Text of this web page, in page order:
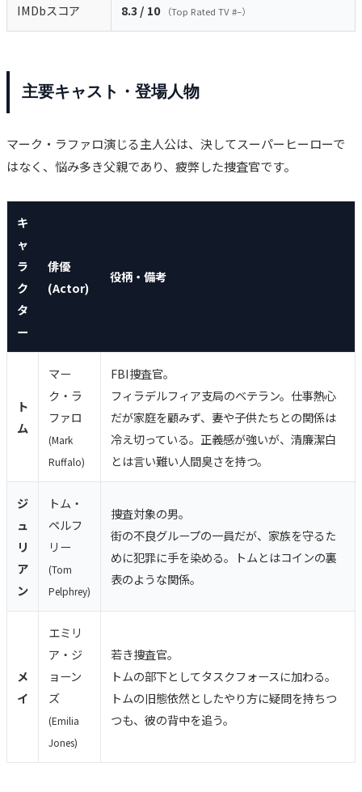
IMDbスコア 8.3 / 10 （Top Rated TV #–）
主要キャスト・登場人物
マーク・ラファロ演じる主人公は、決してスーパーヒーローで
はなく、悩み多き父親であり、疲弊した捜査官です。
キ
ャ
ラ
ク
タ
ー
俳優
(Actor)
役柄・備考
ト
ム
マー
ク・ラ
ファロ
(Mark
Ruffalo)
FBI捜査官。
フィラデルフィア支局のベテラン。仕事熱心
だが家庭を顧みず、妻や子供たちとの関係は
冷え切っている。正義感が強いが、清廉潔白
とは言い難い人間臭さを持つ。
ジ
ュ
リ
ア
ン
トム・
ペルフ
リー
(Tom
Pelphrey)
捜査対象の男。
街の不良グループの一員だが、家族を守るた
めに犯罪に手を染める。トムとはコインの裏
表のような関係。
メ
イ
エミリ
ア・ジ
ョーン
ズ
(Emilia
Jones)
若き捜査官。
トムの部下としてタスクフォースに加わる。
トムの旧態依然としたやり方に疑問を持ちつ
つも、彼の背中を追う。